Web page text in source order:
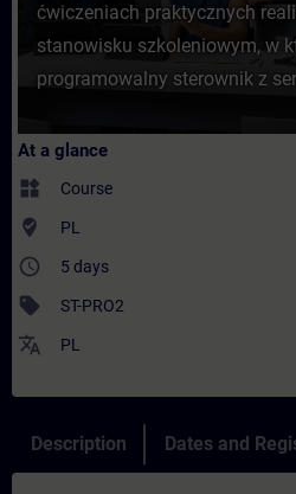
ćwiczeniach praktycznych
stanowisku szkoleniowym, w
programowalny sterownik z
At a glance
widgets Course
where_to_vote PL
access_time 5 days
sell ST-PRO2
translate PL
Description Dates and